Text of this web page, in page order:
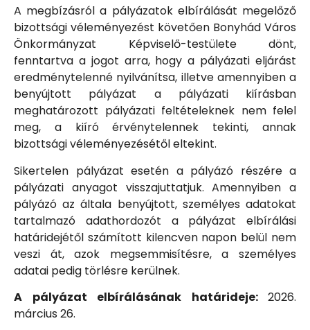
A megbízásról a pályázatok elbírálását megelőző
bizottsági véleményezést követően Bonyhád Város
Önkormányzat Képviselő-testülete dönt,
fenntartva a jogot arra, hogy a pályázati eljárást
eredménytelenné nyilvánítsa, illetve amennyiben a
benyújtott pályázat a pályázati kiírásban
meghatározott pályázati feltételeknek nem felel
meg, a kiíró érvénytelennek tekinti, annak
bizottsági véleményezésétől eltekint.
Sikertelen pályázat esetén a pályázó részére a
pályázati anyagot visszajuttatjuk. Amennyiben a
pályázó az általa benyújtott, személyes adatokat
tartalmazó adathordozót a pályázat elbírálási
határidejétől számított kilencven napon belül nem
veszi át, azok megsemmisítésre, a személyes
adatai pedig törlésre kerülnek.
A pályázat elbírálásának határideje: 2026.
március 26.